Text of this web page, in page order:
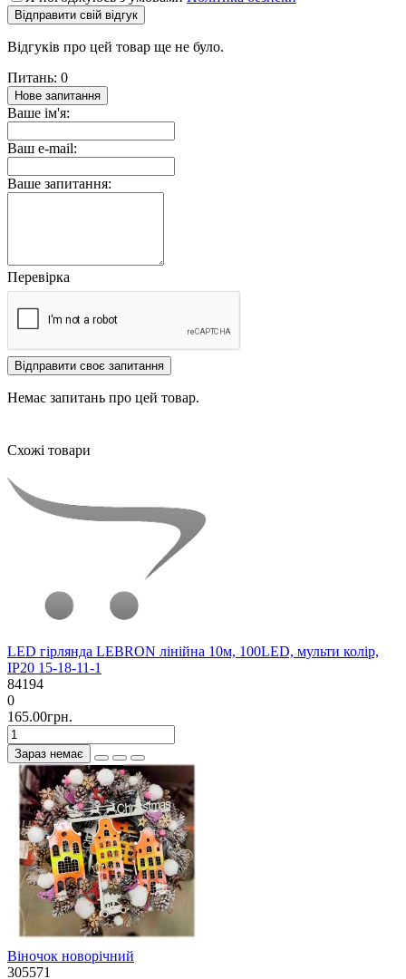
Відправити свій відгук
Відгуків про цей товар ще не було.
Питань: 0
Нове запитання
Ваше ім'я:
Ваш e-mail:
Ваше запитання:
Перевірка
Відправити своє запитання
Немає запитань про цей товар.
Схожі товари
LED гірлянда LEBRON лінійна 10м, 100LED, мульти колір,
IP20 15-18-11-1
84194
0
165.00грн.
Зараз немає
Віночок новорічний
305571